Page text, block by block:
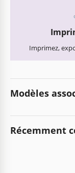
Imprimez,
Modèles
Récemment